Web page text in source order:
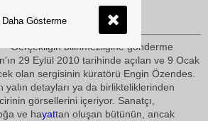
TURİZMİN SESİ
Gerçekliğin bilinmezliğine gönderme
29 Eylül 2010 tarihinde açılan ve 9 Ocak
olan sergisinin küratörü Engin Özendes.
yalın detayları ya da birlikteliklerinden
görsellerini içeriyor. Sanatçı,
ve hayattan oluşan bütünün, ancak
Daha Gösterme